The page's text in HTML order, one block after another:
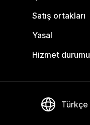
Satış ortakları
Yasal
Hizmet durumu